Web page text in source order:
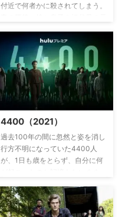
付近で何者かに殺されてしまう。
務に就くことに。それから11カ月
後、任務を無事に終えて帰宅した
コーデルだったが、家族と向き合
う勇気がなく、特に娘のステラと
は溝ができてしまっていた。そん
なある日、停車中の牽引車を助け
ようと近づいた警官が車の持ち主
に襲われるという事件が起きる。
しかし当の警官は事件の詳細を語
らず、何かに怯えていた。コーデ
ルは相棒と共に捜査に乗り出すこ
4400（2021）
過去100年の間に忽然と姿を消し
行方不明になっていた4400人
が、1日も歳をとらず、自分に何
結。さらに、彼らはある“特殊能
力”を備えてアップグレードして